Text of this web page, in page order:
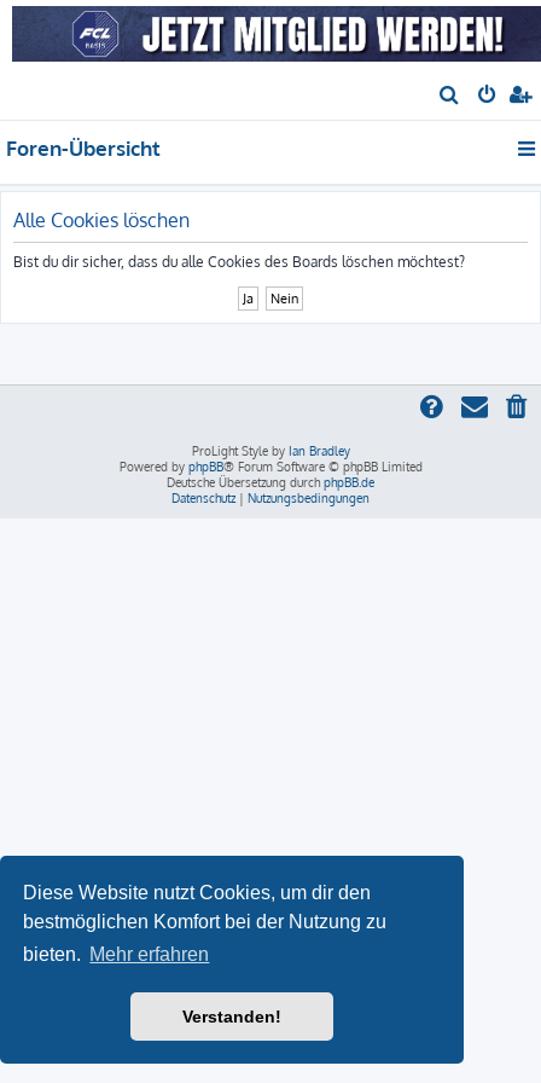
Diese Website nutzt Cookies, um dir den
bestmöglichen Komfort bei der Nutzung zu
bieten. Mehr erfahren
Verstanden!
u
h
Foren-Übersicht
Alle Cookies löschen
Bist du dir sicher, dass du alle Cookies des Boards löschen möchtest?
ProLight Style by Ian Bradley
Powered by phpBB® Forum Software © phpBB Limited
Deutsche Übersetzung durch phpBB.de
Datenschutz | Nutzungsbedingungen